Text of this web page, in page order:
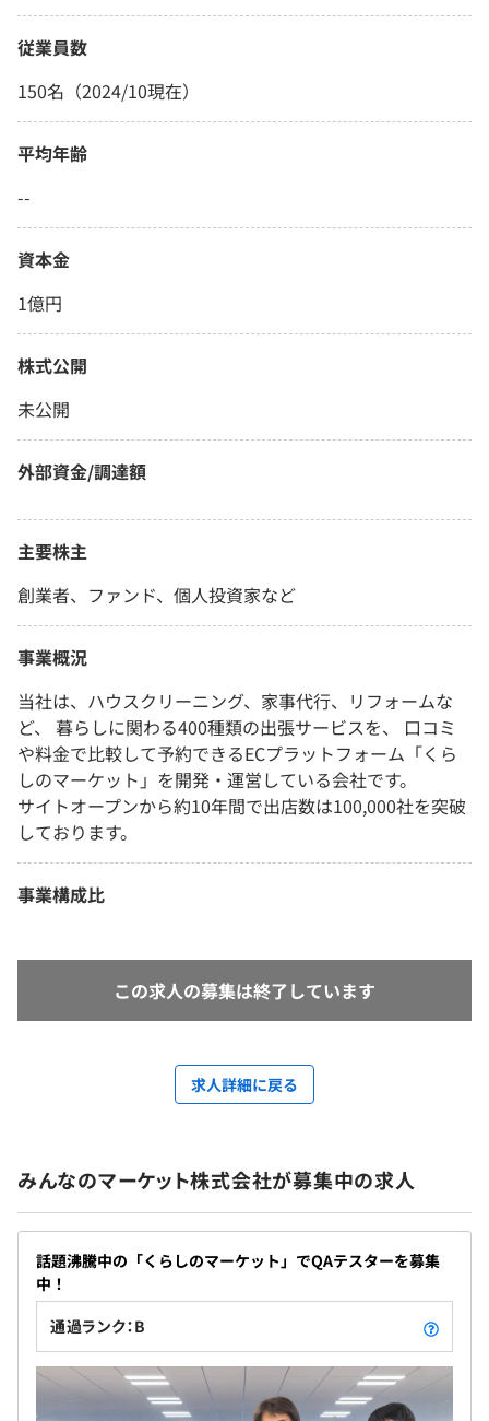
従業員数
150名（2024/10現在）
平均年齢
--
資本金
1億円
株式公開
未公開
外部資金/調達額
主要株主
創業者、ファンド、個人投資家など
事業概況
当社は、ハウスクリーニング、家事代行、リフォームな
ど、 暮らしに関わる400種類の出張サービスを、 口コミ
や料金で比較して予約できるECプラットフォーム「くら
しのマーケット」を開発・運営している会社です。
サイトオープンから約10年間で出店数は100,000社を突破
しております。
事業構成比
この求人の募集は終了しています
求人詳細に戻る
みんなのマーケット株式会社が募集中の求人
話題沸騰中の「くらしのマーケット」でQAテスターを募集
中！
通過ランク：B